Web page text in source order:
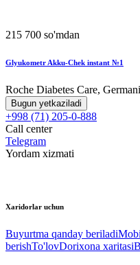
215 700 so'mdan
Glyukometr Akku-Chek instant №1
Roche Diabetes Care,
Bugun yetkaziladi
+998 (71) 205-0-888
Call center
Telegram
Yordam xizmati
Xaridorlar uchun
Buyurtma qanday beriladi
berishTo'lovDorixona xaritasi